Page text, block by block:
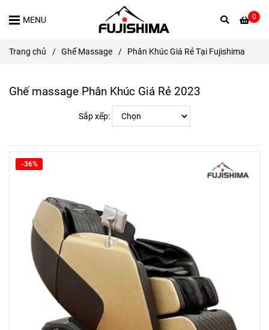
0
MENU
Trang chủ / Ghế Massage / Phân Khúc Giá Rẻ Tại Fujishima
Ghế massage Phân Khúc Giá Rẻ 2023
Sắp xếp:
-36%